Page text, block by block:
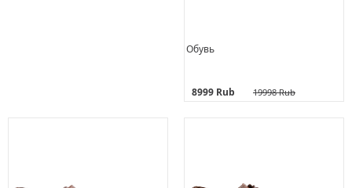
Обувь
8999 Rub 19998 Rub